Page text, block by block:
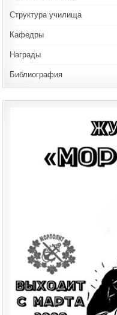
Структура училища
Кафедры
Награды
Библиография